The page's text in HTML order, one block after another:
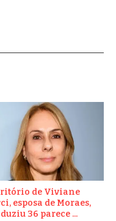
de Viviane
esposa de Moraes,
36 parece ...